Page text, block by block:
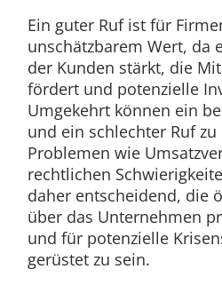
Ein guter Ruf ist für
unschätzbarem Wert, da
der Kunden stärkt, die
fördert und potenzielle
Umgekehrt können ein
und ein schlechter Ruf
Problemen wie
rechtlichen
daher entscheidend, die
über das Unternehmen
und für potenzielle
gerüstet zu sein.